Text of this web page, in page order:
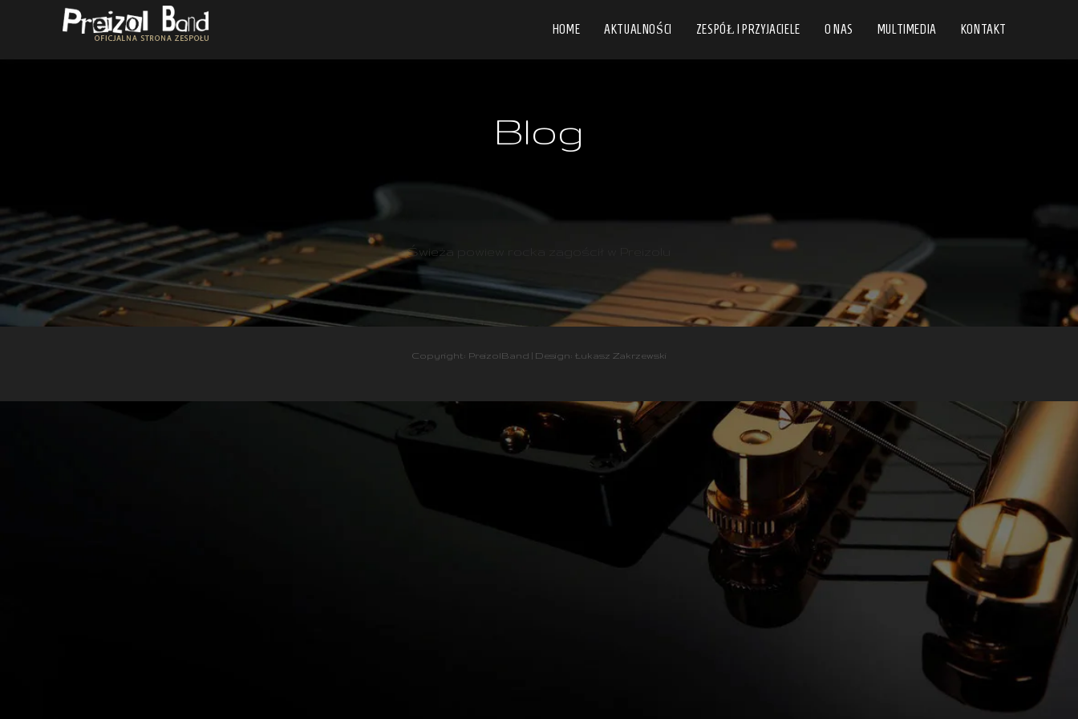
HOME AKTUALNOŚCI ZESPÓŁ I PRZYJACIELE O NAS MULTIMEDIA KONTAKT
Blog
Świeża powiew rocka zagościł w Preizolu
Copyright: PreizolBand | Design: Łukasz Zakrzewski